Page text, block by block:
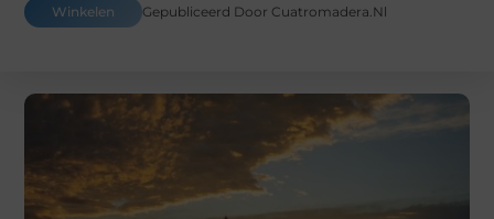
Winkelen Gepubliceerd Door Cuatromadera.nl